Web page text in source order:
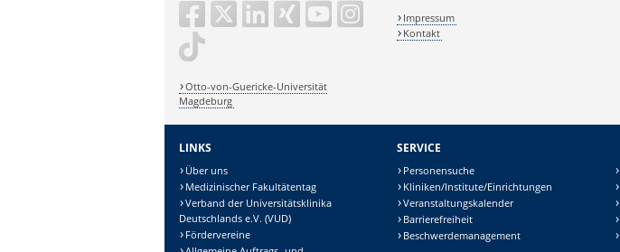
Otto-von-Guericke-Universität
Magdeburg
Impressum
Kontakt
LINKS
Über uns
Medizinischer Fakultätentag
Verband der Universitätsklinika
Deutschlands e.V. (VUD)
Fördervereine
SERVICE
Personensuche
Kliniken/Institute/Einrichtungen
Veranstaltungskalender
Barrierefreiheit
Beschwerdemanagement